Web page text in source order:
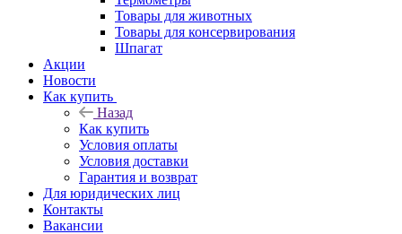
Товары для животных
Товары для консервирования
Шпагат
Акции
Новости
Как купить
Назад
Как купить
Условия оплаты
Условия доставки
Гарантия и возврат
Для юридических лиц
Контакты
Вакансии